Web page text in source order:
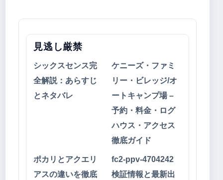
見逃し厳禁
シックスセンス完
全解説：あらすじ
とネタバレ
ケニーズ・ファミ
リー・ビレッジ/オ
ートキャンプ場 –
予約・料金・ログ
ハウス・アクセス
徹底ガイド
ポカリとアクエリ
アスの違いを徹底
fc2-ppv-4704242
検証情報と最新出